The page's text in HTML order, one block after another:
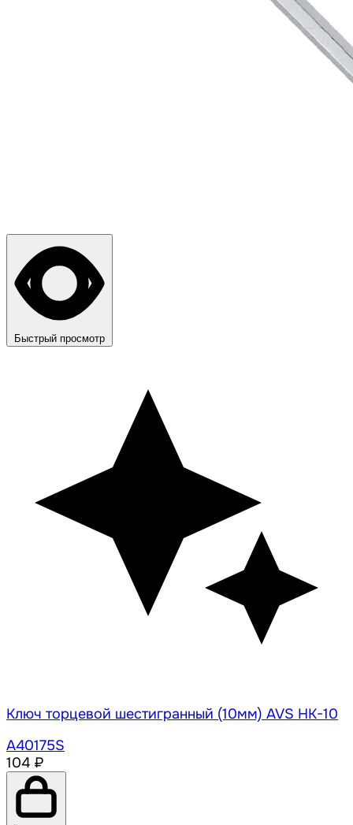
Быстрый просмотр
Ключ торцевой шестигранный (10мм) AVS HK-10
A40175S
104 ₽